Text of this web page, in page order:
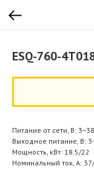
ESQ-760-
Питание от сети, В:
Выходное питание, В:
Мощность, кВт: 18.5/22
Номинальный ток, А: